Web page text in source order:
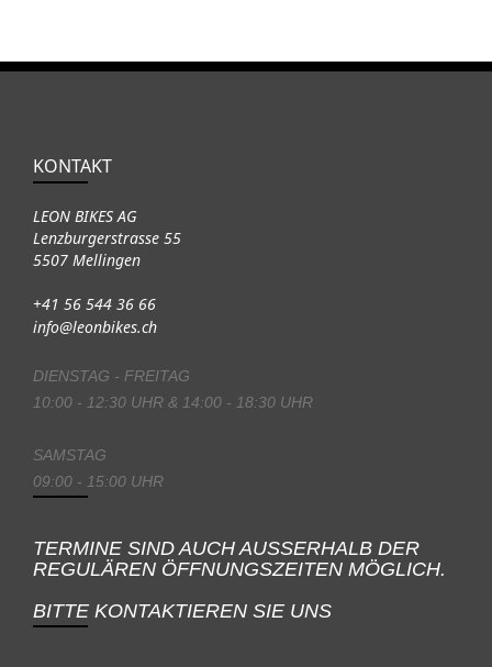
KONTAKT
LEON BIKES AG
Lenzburgerstrasse 55
5507 Mellingen
+41 56 544 36 66
info@leonbikes.ch
DIENSTAG - FREITAG
10:00 - 12:30 UHR & 14:00 - 18:30 UHR
SAMSTAG
09:00 - 15:00 UHR
TERMINE SIND AUCH AUSSERHALB DER
REGULÄREN ÖFFNUNGSZEITEN MÖGLICH.
BITTE KONTAKTIEREN SIE UNS